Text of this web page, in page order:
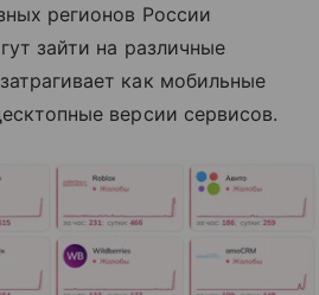
регионов России
зайти на различные
как мобильные
версии сервисов.